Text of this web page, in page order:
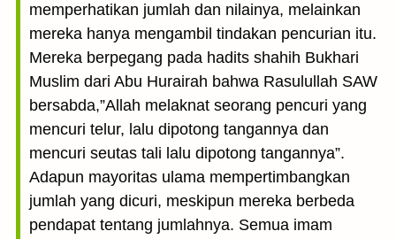
memperhatikan jumlah dan nilainya, melainkan
mereka hanya mengambil tindakan pencurian itu.
Mereka berpegang pada hadits shahih Bukhari
Muslim dari Abu Hurairah bahwa Rasulullah SAW
bersabda,”Allah melaknat seorang pencuri yang
mencuri telur, lalu dipotong tangannya dan
mencuri seutas tali lalu dipotong tangannya”.
Adapun mayoritas ulama mempertimbangkan
jumlah yang dicuri, meskipun mereka berbeda
pendapat tentang jumlahnya. Semua imam